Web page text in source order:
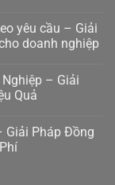
yêu cầu – Giải
doanh nghiệp
– Giải
Quả
Giải Pháp Đồng